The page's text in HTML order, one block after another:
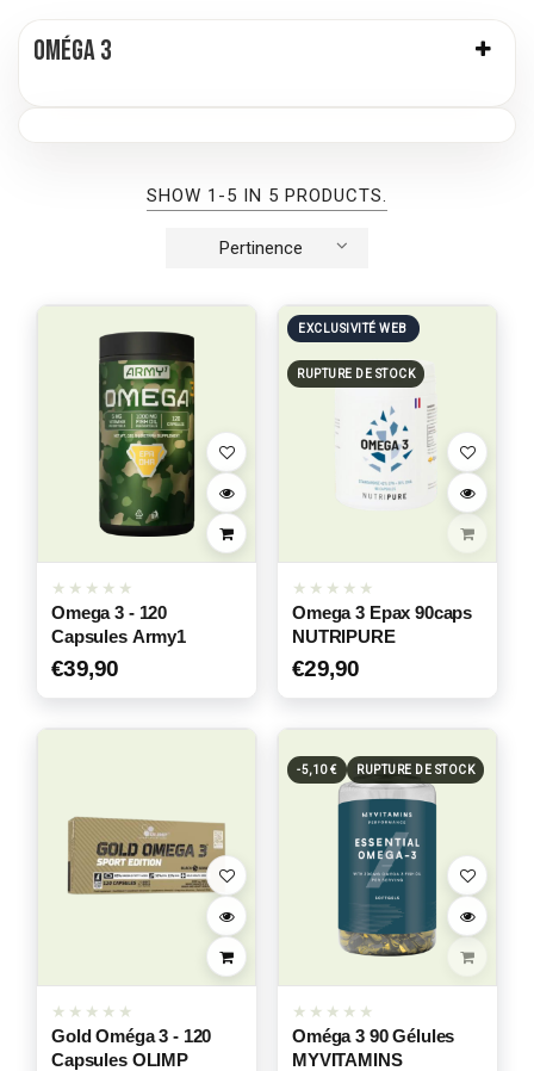
OMÉGA 3
SHOW 1-5 IN 5 PRODUCTS.
Pertinence
Omega 3 - 120
Capsules Army1
€39,90
EXCLUSIVITÉ WEB
RUPTURE DE STOCK
Omega 3 Epax 90caps
NUTRIPURE
€29,90
Gold Oméga 3 - 120
Capsules OLIMP
-5,10 € RUPTURE DE STOCK
Oméga 3 90 Gélules
MYVITAMINS